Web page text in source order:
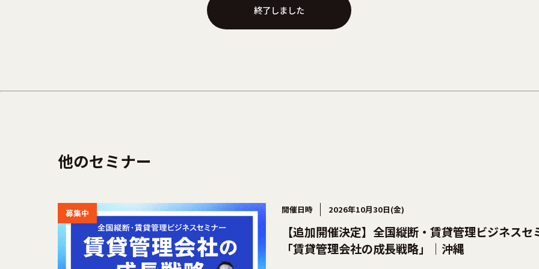
終了しました
他のセミナー
募集中 開催日時 2026年10月30日(金)
【追加開催決定】全国縦断・賃貸管理ビジネスセ
「賃貸管理会社の成長戦略」｜沖縄